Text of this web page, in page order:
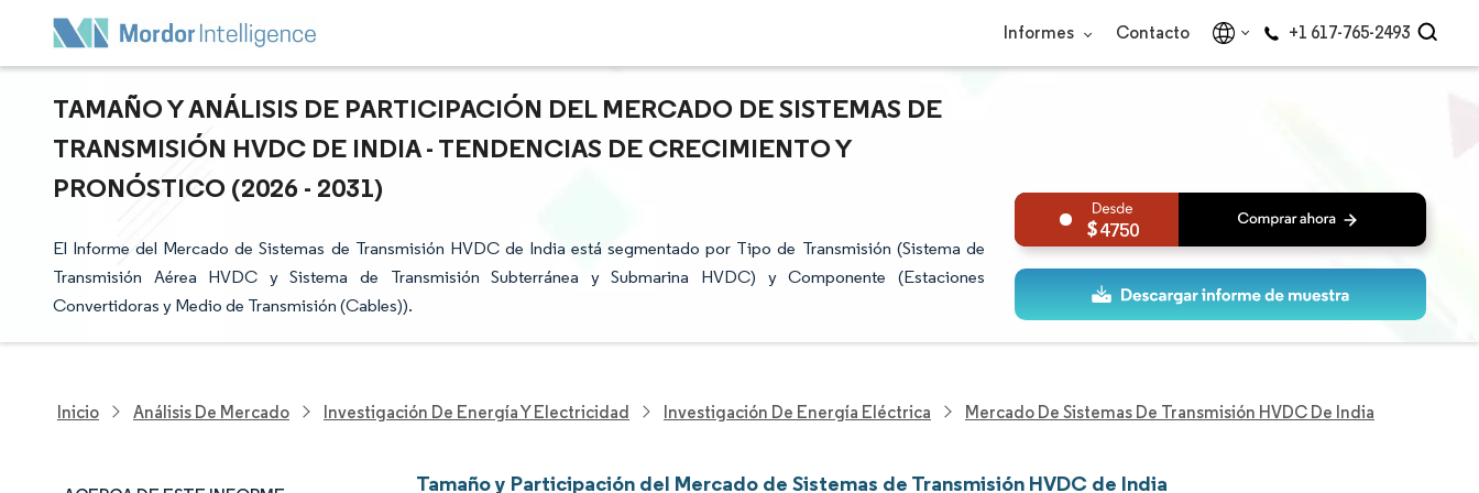
Informes Contacto +1 617-765-2493
TAMAÑO Y ANÁLISIS DE PARTICIPACIÓN DEL MERCADO DE SISTEMAS DE
TRANSMISIÓN HVDC DE INDIA - TENDENCIAS DE CRECIMIENTO Y
PRONÓSTICO (2026 - 2031)
El Informe del Mercado de Sistemas de Transmisión HVDC de India está segmentado por Tipo de Transmisión (Sistema de
Transmisión Aérea HVDC y Sistema de Transmisión Subterránea y Submarina HVDC) y Componente (Estaciones
Convertidoras y Medio de Transmisión (Cables)).
4750
Inicio Análisis De Mercado Investigación De Energía Y Electricidad Investigación De Energía Eléctrica Mercado De Sistemas De Transmisión HVDC De India
Tamaño y Participación del Mercado de Sistemas de Transmisión HVDC de India